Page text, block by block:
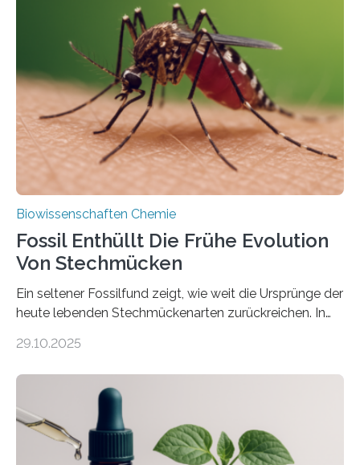
Grünalgen, die vor Hunderten von Millionen Jahren
lebten. Unter den Vorfahren sticht eine Gruppe heraus,
die noch heute in der Natur vorkommt: die
Süßwasseralge Coleochaetophyceae. Einige Arten
dieser Gruppe bilden aus Zellfäden dichte Geflechte
mit scheibenförmiger Gestalt. Was auffällig ist: Die
nächsten…
Biowissenschaften Chemie
Fossil Enthüllt Die Frühe Evolution
Von Stechmücken
Ein seltener Fossilfund zeigt, wie weit die Ursprünge der
heute lebenden Stechmückenarten zurückreichen. In
Forschende die bisher älteste bekannte Stechmücken-
Region Kachin in Myanmar und hat sich in
ausgezeichnetem Zustand erhalten. Es konnte als neue
Art einer neuen Gattung beschrieben werden und trägt
nun den Namen Cretosabethes primaevus. Dieser erste
29.10.2025